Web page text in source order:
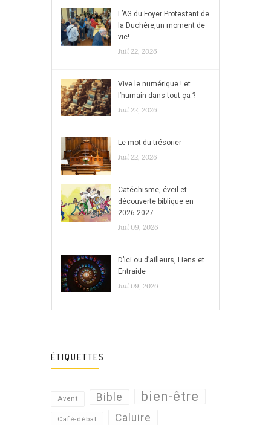
L’AG du Foyer Protestant de
la Duchère,un moment de
vie!
Juil 22, 2026
Vive le numérique ! et
l’humain dans tout ça ?
Juil 22, 2026
Le mot du trésorier
Juil 22, 2026
Catéchisme, éveil et
découverte biblique en
2026-2027
Juil 09, 2026
D’ici ou d’ailleurs, Liens et
Entraide
Juil 09, 2026
ÉTIQUETTES
Avent Bible bien-être
Café-débat Caluire